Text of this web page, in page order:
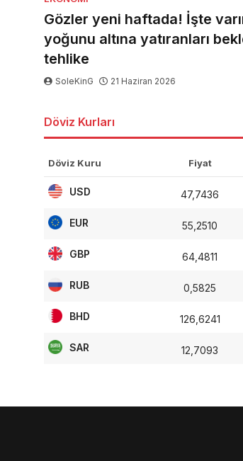
Gözler yeni haftada! İşte
yoğunu altına yatıranları
tehlike
SoleKinG 21 Haziran 2026
Döviz Kurları
Döviz Kuru Fiyat
USD 47,7436
EUR 55,2510
GBP 64,4811
RUB 0,5825
BHD 126,6241
SAR 12,7093